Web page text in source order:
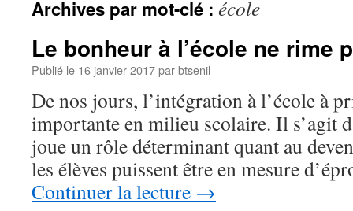
Archives par mot-clé : école
Le bonheur à l’école ne rime
Publié le 16 janvier 2017parbtsenil
De nos jours, l’intégration à l’école à
importante en milieu scolaire. Il s’agit
joue un rôle déterminant quant au
les élèves puissent être en mesure
Continuer la lecture →